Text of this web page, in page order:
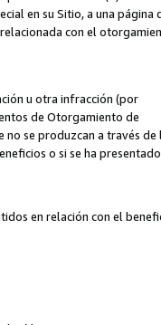
en su Sitio, a una página
con el
u otra infracción (por
de Otorgamiento de
se produzcan a través de
o si se ha presentado
en relación con el